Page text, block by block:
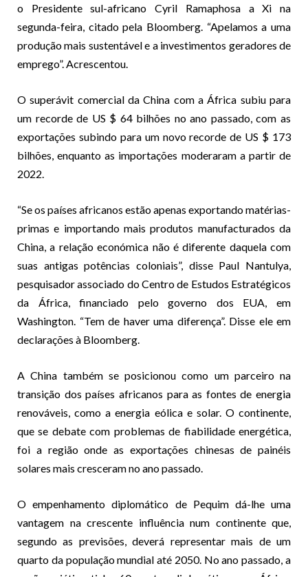
o Presidente sul-africano Cyril Ramaphosa a Xi na
segunda-feira, citado pela Bloomberg. “Apelamos a uma
produção mais sustentável e a investimentos geradores de
emprego”. Acrescentou.
O superávit comercial da China com a África subiu para
um recorde de US $ 64 bilhões no ano passado, com as
exportações subindo para um novo recorde de US $ 173
bilhões, enquanto as importações moderaram a partir de
2022.
“Se os países africanos estão apenas exportando matérias-
primas e importando mais produtos manufacturados da
China, a relação económica não é diferente daquela com
suas antigas potências coloniais”, disse Paul Nantulya,
pesquisador associado do Centro de Estudos Estratégicos
da África, financiado pelo governo dos EUA, em
Washington. “Tem de haver uma diferença”. Disse ele em
declarações à Bloomberg.
A China também se posicionou como um parceiro na
transição dos países africanos para as fontes de energia
renováveis, como a energia eólica e solar. O continente,
que se debate com problemas de fiabilidade energética,
foi a região onde as exportações chinesas de painéis
solares mais cresceram no ano passado.
O empenhamento diplomático de Pequim dá-lhe uma
vantagem na crescente influência num continente que,
segundo as previsões, deverá representar mais de um
quarto da população mundial até 2050. No ano passado, a